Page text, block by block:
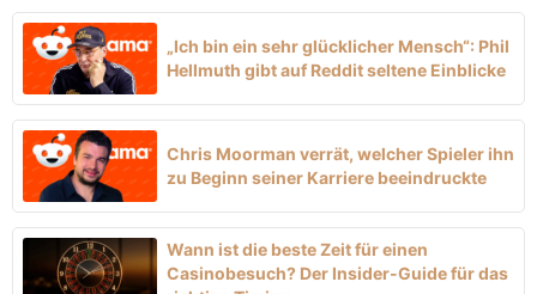
„Ich bin ein sehr glücklicher Mensch“: Phil
Hellmuth gibt auf Reddit seltene Einblicke
Chris Moorman verrät, welcher Spieler ihn
zu Beginn seiner Karriere beeindruckte
Wann ist die beste Zeit für einen
Casinobesuch? Der Insider-Guide für das